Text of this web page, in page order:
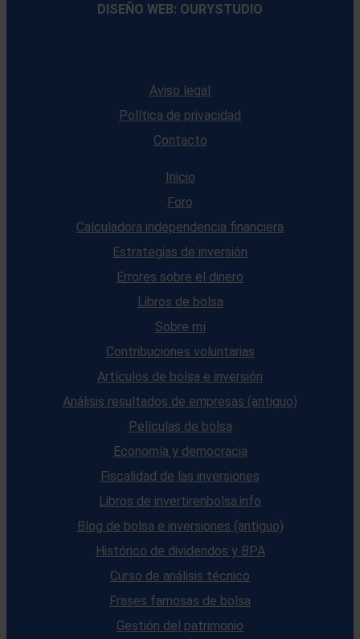
DISEÑO WEB: OURYSTUDIO
Aviso legal
Política de privacidad
Contacto
Inicio
Foro
Calculadora independencia financiera
Estrategias de inversión
Errores sobre el dinero
Libros de bolsa
Sobre mí
Contribuciones voluntarias
Artículos de bolsa e inversión
Análisis resultados de empresas (antiguo)
Películas de bolsa
Economía y democracia
Fiscalidad de las inversiones
Libros de invertirenbolsa.info
Blog de bolsa e inversiones (antiguo)
Histórico de dividendos y BPA
Curso de análisis técnico
Frases famosas de bolsa
Gestión del patrimonio